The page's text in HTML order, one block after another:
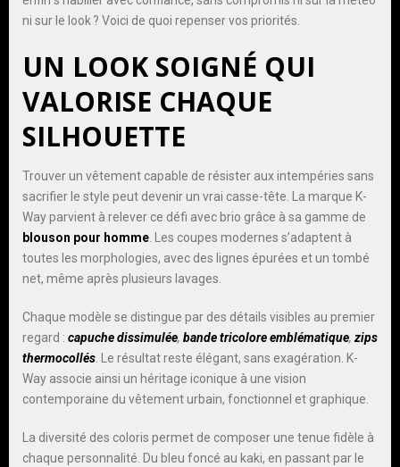
ni sur le look ? Voici de quoi repenser vos priorités.
UN LOOK SOIGNÉ QUI
VALORISE CHAQUE
SILHOUETTE
Trouver un vêtement capable de résister aux intempéries sans
sacrifier le style peut devenir un vrai casse-tête. La marque K-
Way parvient à relever ce défi avec brio grâce à sa gamme de
blouson pour homme. Les coupes modernes s’adaptent à
toutes les morphologies, avec des lignes épurées et un tombé
net, même après plusieurs lavages.
Chaque modèle se distingue par des détails visibles au premier
regard : capuche dissimulée, bande tricolore emblématique,zips
thermocollés. Le résultat reste élégant, sans exagération. K-
Way associe ainsi un héritage iconique à une vision
contemporaine du vêtement urbain, fonctionnel et graphique.
La diversité des coloris permet de composer une tenue fidèle à
chaque personnalité. Du bleu foncé au kaki, en passant par le